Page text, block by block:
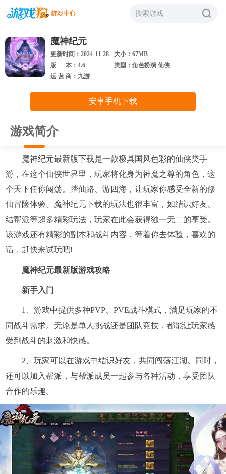
搜索游戏
魔神纪元
更新时间：2024-11-28
大小：67MB
版 本：4.6
类型：角色扮演 仙侠
运 营 商：九游
安卓手机下载
游戏简介
魔神纪元最新版下载是一款极具国风色彩的仙侠类手
游，在这个仙侠世界里，玩家将化身为神魔之尊的角色，这
个天下任你闯荡。踏仙路、游四海，让玩家你感受全新的修
仙冒险体验。魔神纪元下载的玩法也很丰富，如结识好友、
结帮派等超多精彩玩法，玩家在此会获得独一无二的享受。
该游戏还有精彩的副本和战斗内容，等着你去体验，喜欢的
话，赶快来试玩吧!
魔神纪元最新版游戏攻略
新手入门
1、游戏中提供多种PVP、PVE战斗模式，满足玩家的不
同战斗需求。无论是单人挑战还是团队竞技，都能让玩家感
受到战斗的刺激和快感。
2、玩家可以在游戏中结识好友，共同闯荡江湖。同时，
还可以加入帮派，与帮派成员一起参与各种活动，享受团队
合作的乐趣。